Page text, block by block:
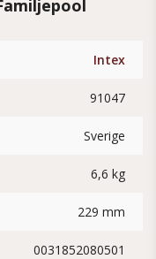
Intex
91047
Sverige
6,6 kg
229 mm
0031852080501